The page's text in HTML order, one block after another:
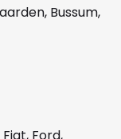
, Bussum,
Fiat, Ford,